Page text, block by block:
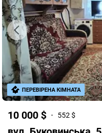
10 000 $ 552 $
ПЕРЕВІРЕНА КІМНАТА